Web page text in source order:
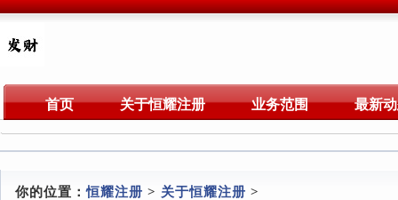
首页 关于恒耀注册 业务范围 最新
你的位置：恒耀注册 > 关于恒耀注册 >